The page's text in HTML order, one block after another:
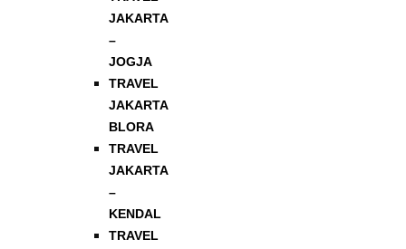
JAKARTA
–
JOGJA
TRAVEL
JAKARTA
BLORA
TRAVEL
JAKARTA
–
KENDAL
TRAVEL